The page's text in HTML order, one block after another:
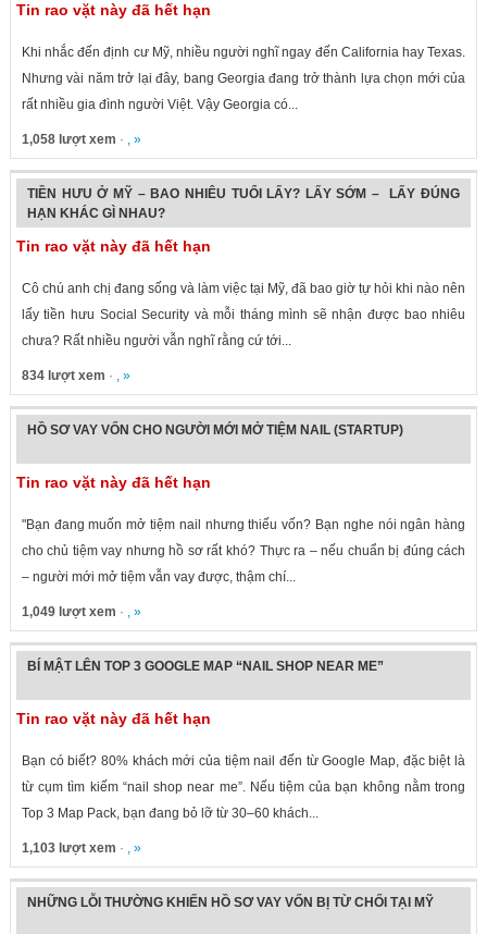
Tin rao vặt này đã hết hạn
Khi nhắc đến định cư Mỹ, nhiều người nghĩ ngay đến California hay Texas.
Nhưng vài năm trở lại đây, bang Georgia đang trở thành lựa chọn mới của
rất nhiều gia đình người Việt. Vậy Georgia có...
1,058 lượt xem · , »
TIỀN HƯU Ở MỸ – BAO NHIÊU TUỔI LẤY? LẤY SỚM – LẤY ĐÚNG
HẠN KHÁC GÌ NHAU?
Tin rao vặt này đã hết hạn
Cô chú anh chị đang sống và làm việc tại Mỹ, đã bao giờ tự hỏi khi nào nên
lấy tiền hưu Social Security và mỗi tháng mình sẽ nhận được bao nhiêu
chưa? Rất nhiều người vẫn nghĩ rằng cứ tới...
834 lượt xem · , »
HỒ SƠ VAY VỐN CHO NGƯỜI MỚI MỞ TIỆM NAIL (STARTUP)
Tin rao vặt này đã hết hạn
"Bạn đang muốn mở tiệm nail nhưng thiếu vốn? Bạn nghe nói ngân hàng
cho chủ tiệm vay nhưng hồ sơ rất khó? Thực ra – nếu chuẩn bị đúng cách
– người mới mở tiệm vẫn vay được, thậm chí...
1,049 lượt xem · , »
BÍ MẬT LÊN TOP 3 GOOGLE MAP “NAIL SHOP NEAR ME”
Tin rao vặt này đã hết hạn
Bạn có biết? 80% khách mới của tiệm nail đến từ Google Map, đặc biệt là
từ cụm tìm kiếm “nail shop near me”. Nếu tiệm của bạn không nằm trong
Top 3 Map Pack, bạn đang bỏ lỡ từ 30–60 khách...
1,103 lượt xem · , »
NHỮNG LỖI THƯỜNG KHIẾN HỒ SƠ VAY VỐN BỊ TỪ CHỐI TẠI MỸ